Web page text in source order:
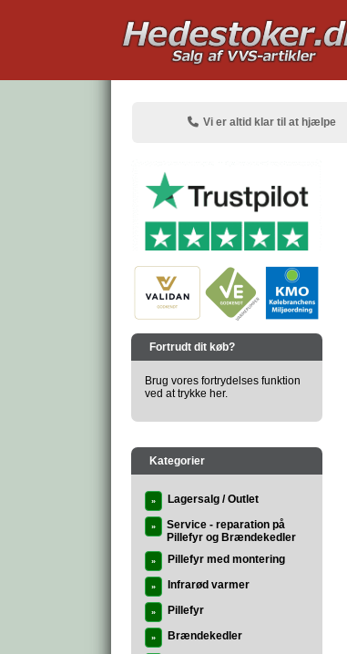
Vi er altid klar til at hjælpe
Fortrudt dit køb?
Brug vores fortrydelses funktion
ved at trykke her.
Kategorier
» Lagersalg / Outlet
»
Service - reparation på
Pillefyr og Brændekedler
» Pillefyr med montering
» Infrarød varmer
» Pillefyr
» Brændekedler